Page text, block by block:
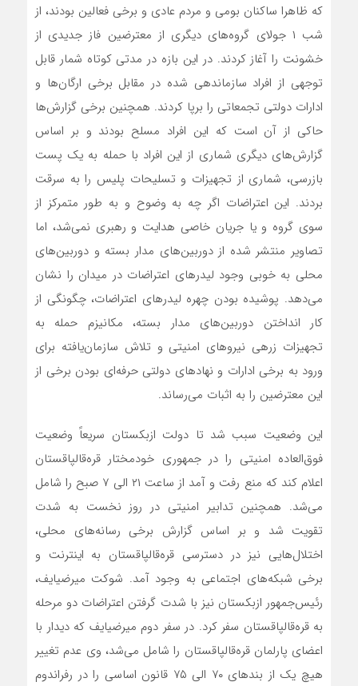
که ظاهرا ساکنان بومی و مردم عادی و برخی فعالین بودند، از
شب ۱ جولای گروه‌های دیگری از معترضین فاز جدیدی از
خشونت را آغاز کردند. در این بازه در مدتی کوتاه شمار قابل
توجهی از افراد سازماندهی شده در مقابل برخی ارگان‌ها و
ادارات دولتی تجمعاتی را برپا کردند. همچنین برخی گزارش‌ها
حاکی از آن است که این افراد مسلح بودند و بر اساس
گزارش‌های دیگری شماری از این افراد با حمله به یک پست
بازرسی، شماری از تجهیزات و تسلیحات پلیس را به سرقت
بردند. این اعتراضات اگر چه به وضوح و به طور متمرکز از
سوی گروه و یا جریان خاصی هدایت و رهبری نمی‌شد، اما
تصاویر منتشر شده از دوربین‌های مدار بسته و دوربین‌های
محلی به خوبی وجود لیدرهای اعتراضات در میدان را نشان
می‌دهد. پوشیده بودن چهره لیدرهای اعتراضات، چگونگی از
کار انداختن دوربین‌های مدار بسته، مکانیزم حمله به
تجهیزات زرهی نیروهای امنیتی و تلاش سازمان‌یافته برای
ورود به برخی ادارات و نهادهای دولتی حرفه‌ای بودن برخی از
این معترضین را به اثبات می‌رساند.
این وضعیت سبب شد تا دولت ازبکستان سریعاً وضعیت
فوق‌العاده امنیتی را در جمهوری خودمختار قره‌قالپاقستان
اعلام کند که منع رفت و آمد از ساعت ۲۱ الی ۷ صبح را شامل
می‌شد. همچنین تدابیر امنیتی در روز نخست به شدت
تقویت شد و بر اساس گزارش برخی رسانه‌های محلی،
اختلال‌هایی نیز در دسترسی قره‌قالپاقستان به اینترنت و
برخی شبکه‌های اجتماعی به وجود آمد. شوکت میرضیایف،
رئیس‌جمهور ازبکستان نیز با شدت گرفتن اعتراضات دو مرحله
به قره‌قالپاقستان سفر کرد. در سفر دوم میرضیایف که دیدار با
اعضای پارلمان قره‌قالپاقستان را شامل می‌شد، وی عدم تغییر
هیچ یک از بندهای ۷۰ الی ۷۵ قانون اساسی را در رفراندوم